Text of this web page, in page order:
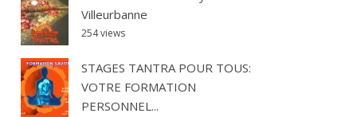
Villeurbanne
254 views
STAGES TANTRA POUR TOUS:
VOTRE FORMATION
PERSONNEL...